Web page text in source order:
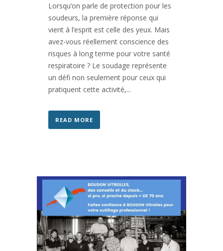
Lorsqu’on parle de protection pour les
soudeurs, la première réponse qui
vient à l’esprit est celle des yeux. Mais
avez-vous réellement conscience des
risques à long terme pour votre santé
respiratoire ? Le soudage représente
un défi non seulement pour ceux qui
pratiquent cette activité,...
READ MORE